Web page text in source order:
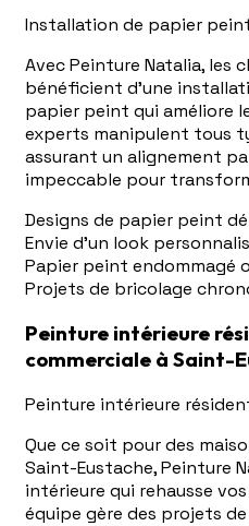
Installation de papier
Avec Peinture Natalia, les
bénéficient d'une
papier peint qui améliore
experts manipulent tous
assurant un alignement
impeccable pour
Designs de papier peint
Envie d'un look
Papier peint endommagé
Projets de bricolage
Peinture intérieure
commerciale à Saint-
Peinture intérieure
Que ce soit pour des
Saint-Eustache, Peinture
intérieure qui rehausse
équipe gère des projets